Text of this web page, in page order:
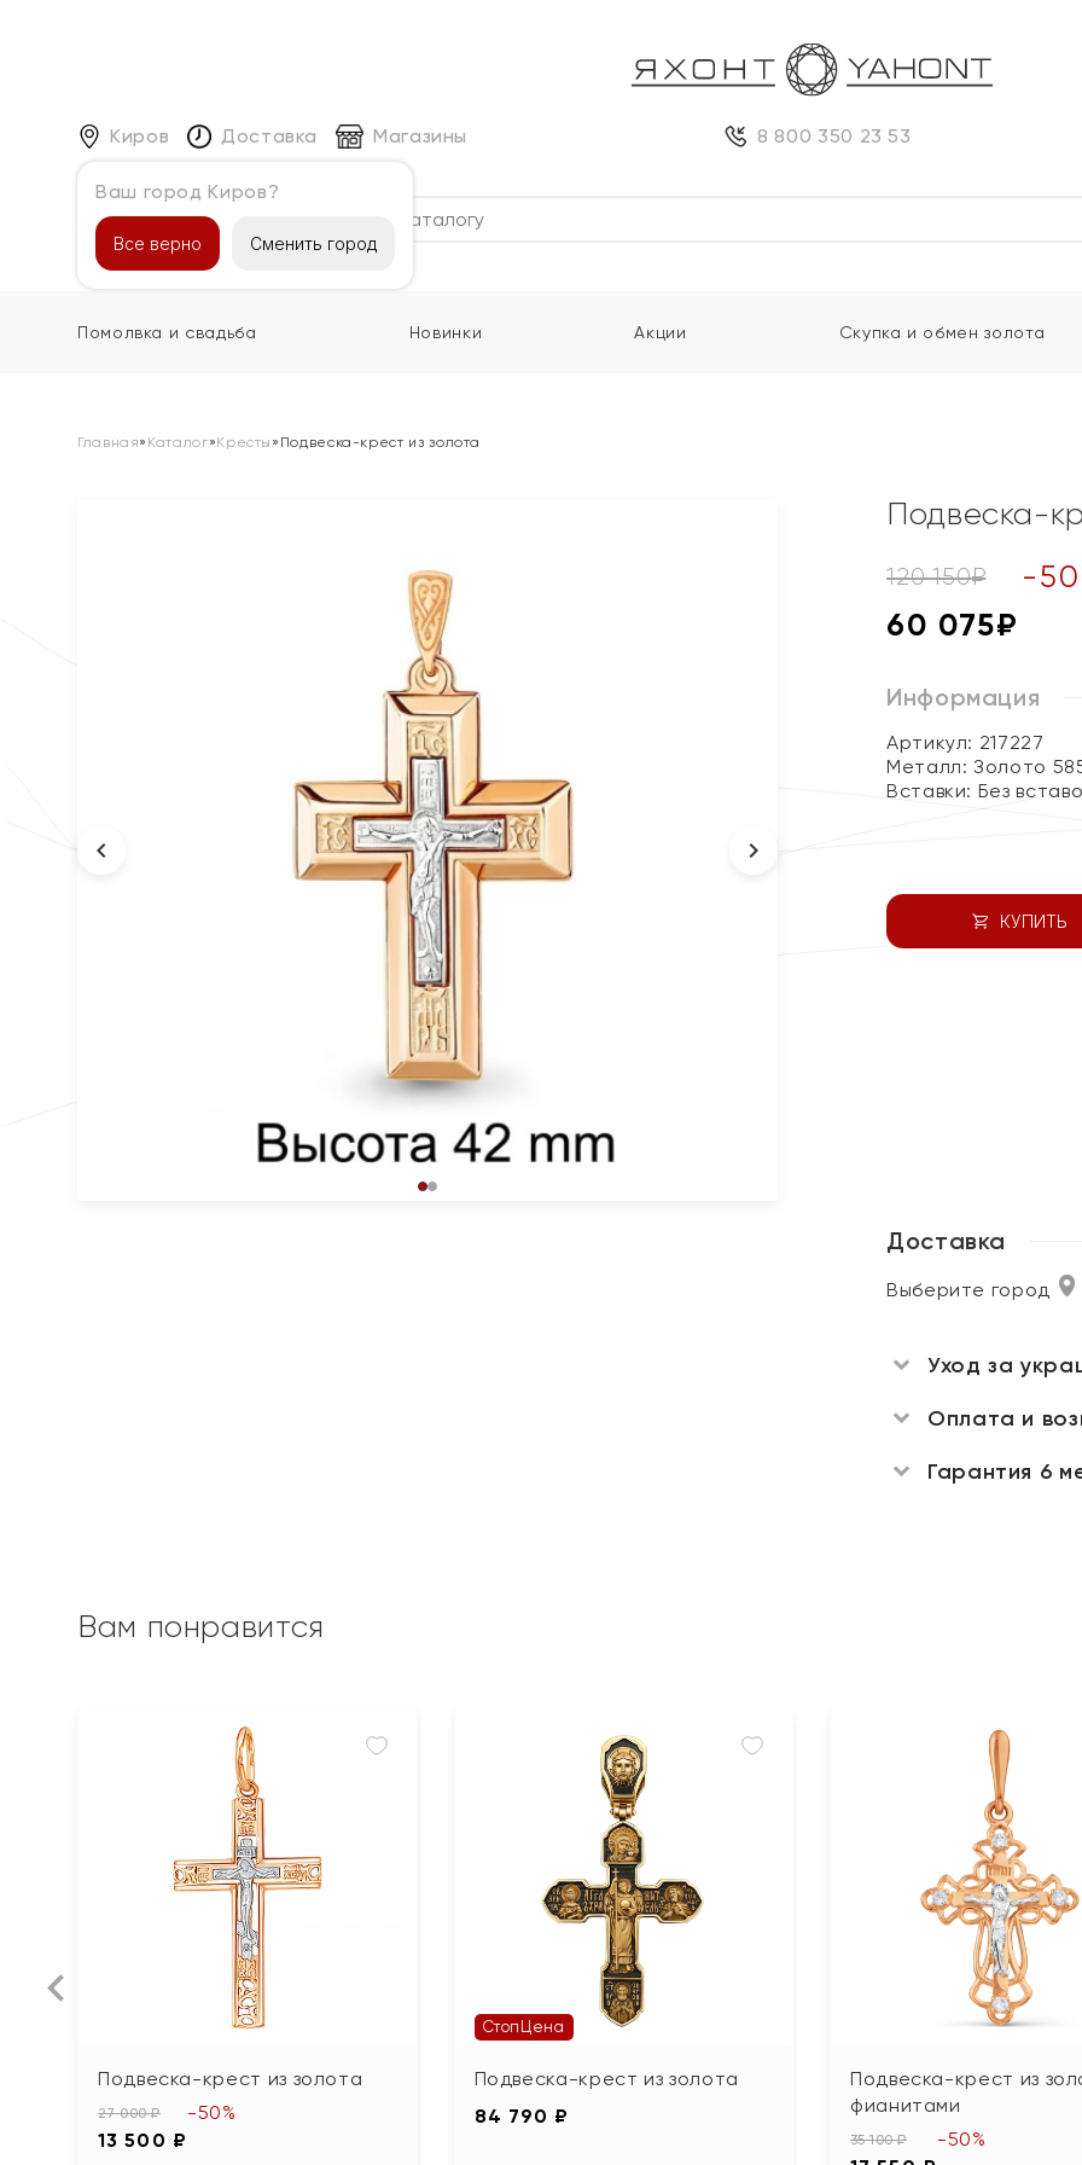
Киров
Ваш город Киров?
Все верно Сменить город
Доставка Магазины 8 800 350 23 53
Каталог
Помолвка и свадьба Новинки Акции Скупка и обмен золота
Главная» Каталог»Кресты » Подвеска-крест из золота
Подвеска-
120 150₽ -50
60 075₽
Информация
Артикул: 217227
Металл:Золото
Вставки: Без
КУПИТЬ
Доставка
Выберите город
Уход за
Оплата и
Гарантия 6
Вам понравится
Подвеска-крест из золота
27 000 ₽
13 500 ₽
-50%
СтопЦена
Подвеска-крест из золота
84 790 ₽
Подвеска-крест из
фианитами
35 100 ₽ -50%